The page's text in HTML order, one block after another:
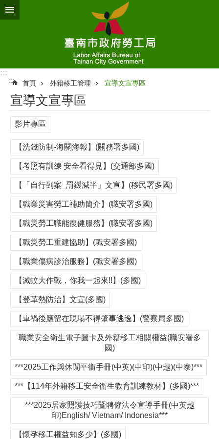
跳到主要內容區塊
:::
:::
首頁 外籍移工管理 宣導文宣專區
宣導文宣專區
影片專區
【洗錢防制-海關海報】(關務署多國)
【考照有訓練 安全看得見】(交通部多國)
【「自行到案_罰鍰減半」文宣】(移民署多國)
【職業災害勞工補助簡介】(職安署多國)
【職災勞工職能復健服務】(職安署多國)
【職災勞工重建協助】(職安署多國)
【職業傷病診治服務】(職安署多國)
【滅蚊大作戰，你我一起來!!】(多國)
【登革熱防治】文宣(多國)
【車禍後應留在現場不得肇事逃逸】(警察局多國)
職業安全衛生電子圖卡及外籍移工相關權益(職安署多
國)
***2025工作與休閒平衡手冊(中英)(中印)(中越)(中泰)***
***【114年外籍移工安全衛生教育訓練教材】(多國)***
***2025居家照護技巧暨聘僱法令宣導手冊(中英越
印)English/ Vietnam/ Indonesia***
【懷孕移工權益知多少】(多國)